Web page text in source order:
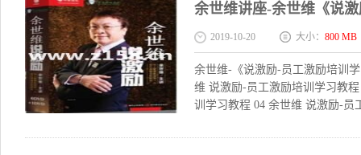
余世维讲座-余世维《说
2019-10-20 大小： 800 MB
余世维-《说激励-员工激励培训
维 说激励-员工激励培训学习教
训学习教程 04 余世维 说激励-员